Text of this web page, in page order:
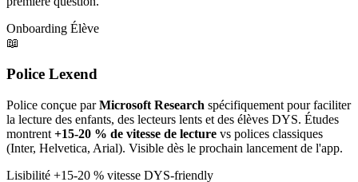
Onboarding Élève
📖
Police Lexend
Police conçue parMicrosoft Research spécifiquement pour faciliter
la lecture des enfants, des lecteurs lents et des élèves DYS. Études
montrent +15-20 % de vitesse de lecture vs polices classiques
(Inter, Helvetica, Arial). Visible dès le prochain lancement de l'app.
Lisibilité +15-20 % vitesse DYS-friendly